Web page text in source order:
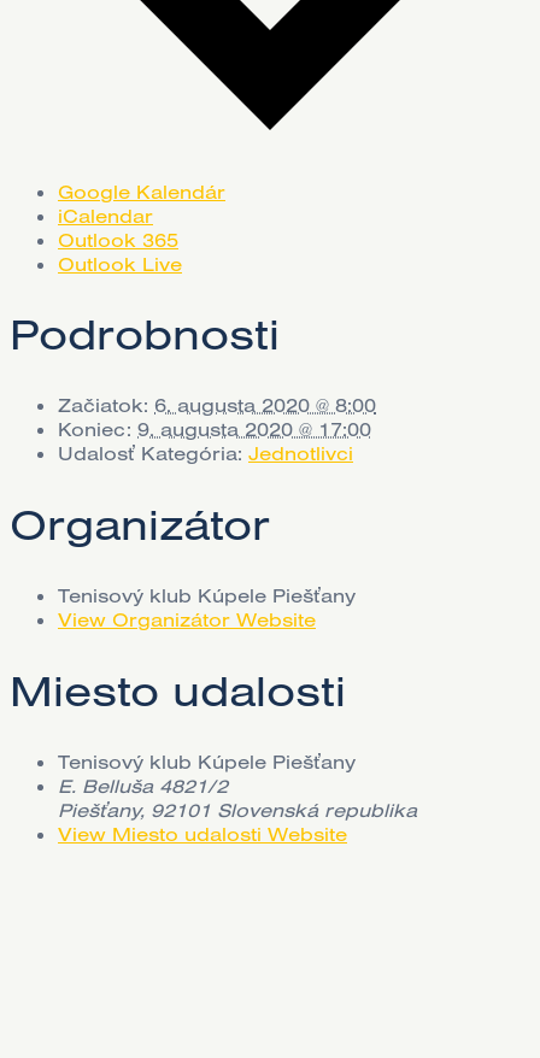
Google Kalendár
iCalendar
Outlook 365
Outlook Live
Podrobnosti
Začiatok: 6. augusta 2020 @ 8:00
Koniec: 9. augusta 2020 @ 17:00
Udalosť Kategória: Jednotlivci
Organizátor
Tenisový klub Kúpele Piešťany
View Organizátor Website
Miesto udalosti
Tenisový klub Kúpele Piešťany
E. Belluša 4821/2
Piešťany, 92101 Slovenská republika
View Miesto udalosti Website